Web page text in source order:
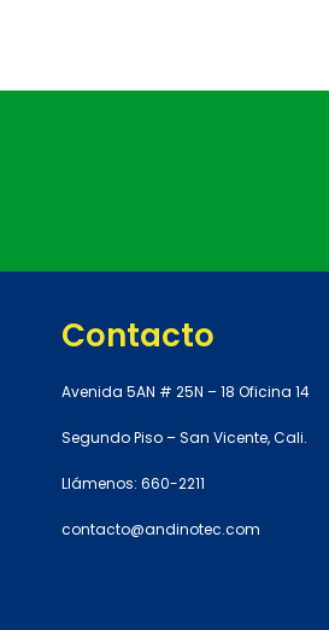
Contacto
Avenida 5AN # 25N – 18 Oficina 14
Segundo Piso – San Vicente, Cali.
Llámenos: 660-2211
contacto@andinotec.com